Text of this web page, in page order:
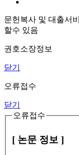
문헌복사 및 대출서
할수 있음
권호소장정보
닫기
오류접수
닫기
오류접수
[ 논문 정보 ]